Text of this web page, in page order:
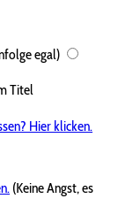
egal)
Titel
Hier klicken.
(Keine Angst, es